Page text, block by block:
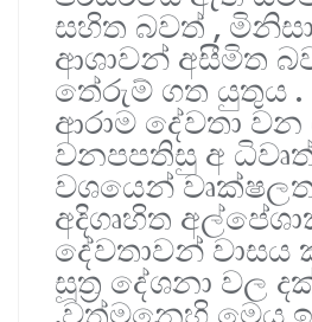
සහිත බවත් ,
ආශාවන් අසීමිත
තේරුම් ගත යුතුය .
ආරාම දේවතා
වනපපතිසු අ
වශයෙන්
අදිගෘහිත
දේවතාවන්
සූත්‍ර දේශනා වල